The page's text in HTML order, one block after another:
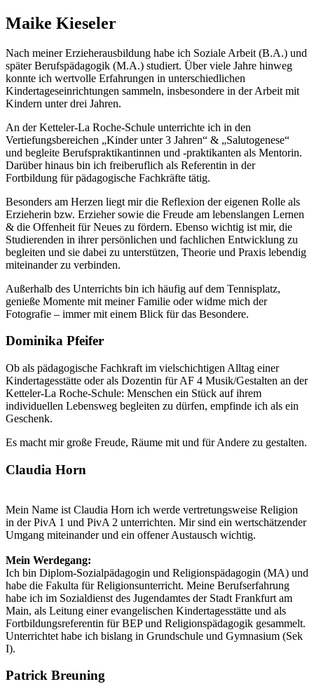
Maike Kieseler
Nach meiner Erzieherausbildung habe ich Soziale Arbeit (B.A.) und
später Berufspädagogik (M.A.) studiert. Über viele Jahre hinweg
konnte ich wertvolle Erfahrungen in unterschiedlichen
Kindertageseinrichtungen sammeln, insbesondere in der Arbeit mit
Kindern unter drei Jahren.
An der Ketteler-La Roche-Schule unterrichte ich in den
Vertiefungsbereichen „Kinder unter 3 Jahren“ & „Salutogenese“
und begleite Berufspraktikantinnen und -praktikanten als Mentorin.
Darüber hinaus bin ich freiberuflich als Referentin in der
Fortbildung für pädagogische Fachkräfte tätig.
Besonders am Herzen liegt mir die Reflexion der eigenen Rolle als
Erzieherin bzw. Erzieher sowie die Freude am lebenslangen Lernen
& die Offenheit für Neues zu fördern. Ebenso wichtig ist mir, die
Studierenden in ihrer persönlichen und fachlichen Entwicklung zu
begleiten und sie dabei zu unterstützen, Theorie und Praxis lebendig
miteinander zu verbinden.
Außerhalb des Unterrichts bin ich häufig auf dem Tennisplatz,
genieße Momente mit meiner Familie oder widme mich der
Fotografie – immer mit einem Blick für das Besondere.
Dominika Pfeifer
Ob als pädagogische Fachkraft im vielschichtigen Alltag einer
Kindertagesstätte oder als Dozentin für AF 4 Musik/Gestalten an der
Ketteler-La Roche-Schule: Menschen ein Stück auf ihrem
individuellen Lebensweg begleiten zu dürfen, empfinde ich als ein
Geschenk.
Es macht mir große Freude, Räume mit und für Andere zu gestalten.
Claudia Horn
Mein Name ist Claudia Horn ich werde vertretungsweise Religion
in der PivA 1 und PivA 2 unterrichten. Mir sind ein wertschätzender
Umgang miteinander und ein offener Austausch wichtig.
Mein Werdegang:
Ich bin Diplom-Sozialpädagogin und Religionspädagogin (MA) und
habe die Fakulta für Religionsunterricht. Meine Berufserfahrung
habe ich im Sozialdienst des Jugendamtes der Stadt Frankfurt am
Main, als Leitung einer evangelischen Kindertagesstätte und als
Fortbildungsreferentin für BEP und Religionspädagogik gesammelt.
Unterrichtet habe ich bislang in Grundschule und Gymnasium (Sek
I).
Patrick Breuning